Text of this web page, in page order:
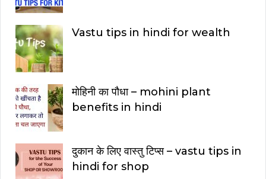
Vastu tips in hindi for wealth
मोहिनी का पौधा – mohini plant
benefits in hindi
दुकान के लिए वास्तु टिप्स – vastu tips in
hindi for shop